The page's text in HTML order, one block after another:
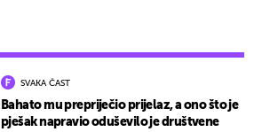
SVAKA ČAST
Bahato mu prepriječio prijelaz, a ono što je
pješak napravio oduševilo je društvene